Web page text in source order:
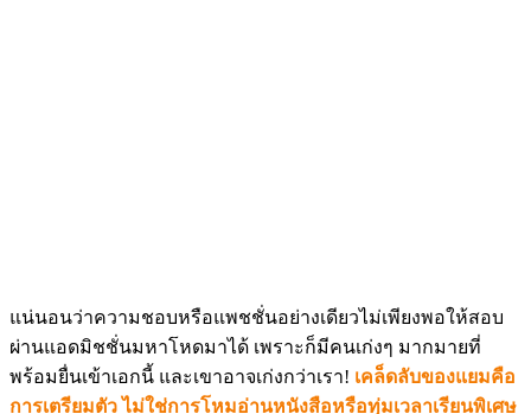
แน่นอนว่าความชอบหรือแพชชั่นอย่างเดียวไม่เพียงพอให้สอบ
ผ่านแอดมิชชั่นมหาโหดมาได้ เพราะก็มีคนเก่งๆ มากมายที่
พร้อมยื่นเข้าเอกนี้ และเขาอาจเก่งกว่าเรา! เคล็ดลับของแยมคือ
การเตรียมตัว ไม่ใช่การโหมอ่านหนังสือหรือทุ่มเวลาเรียนพิเศษ